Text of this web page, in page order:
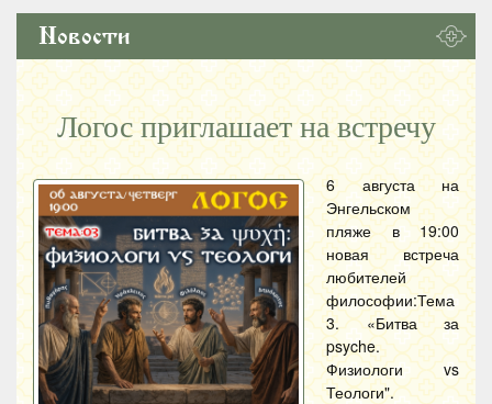
Новости
Логос приглашает на встречу
6 августа на
Энгельском
пляже в 19:00
новая встреча
любителей
философии:Тема
3. «Битва за
psyche.
Физиологи vs
Теологи".